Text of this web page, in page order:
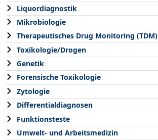
Liquordiagnostik
Mikrobiologie
Therapeutisches Drug Monitoring (TDM)
Toxikologie/Drogen
Genetik
Forensische Toxikologie
Zytologie
Differentialdiagnosen
Funktionsteste
Umwelt- und Arbeitsmedizin